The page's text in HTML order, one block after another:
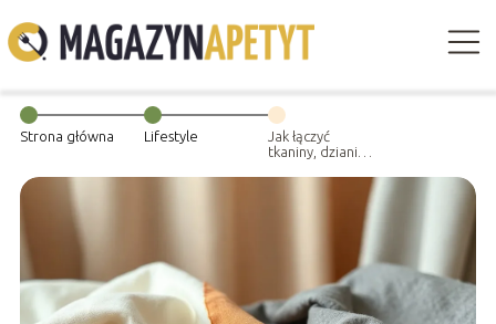
Strona główna Lifestyle
Jak łączyć
tkaniny, dzianiny